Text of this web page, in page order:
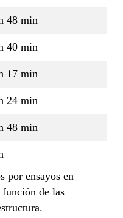
48 min
40 min
17 min
24 min
48 min
por ensayos en
de las